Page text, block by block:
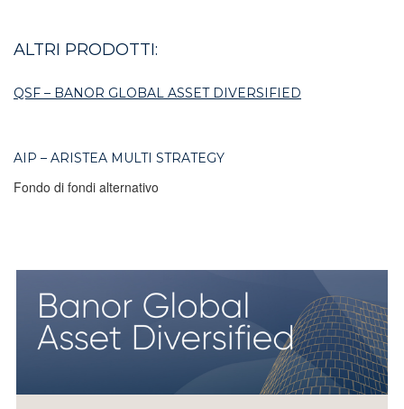
ALTRI PRODOTTI:
QSF – BANOR GLOBAL ASSET DIVERSIFIED
AIP – ARISTEA MULTI STRATEGY
Fondo di fondi alternativo